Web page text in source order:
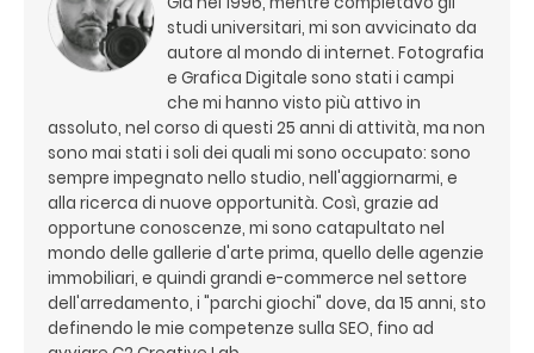
studi universitari, mi son avvicinato da
autore al mondo di internet. Fotografia
e Grafica Digitale sono stati i campi
che mi hanno visto più attivo in
assoluto, nel corso di questi 25 anni di attività, ma non
sono mai stati i soli dei quali mi sono occupato: sono
sempre impegnato nello studio, nell'aggiornarmi, e
alla ricerca di nuove opportunità. Così, grazie ad
opportune conoscenze, mi sono catapultato nel
mondo delle gallerie d'arte prima, quello delle agenzie
immobiliari, e quindi grandi e-commerce nel settore
dell'arredamento, i "parchi giochi" dove, da 15 anni, sto
definendo le mie competenze sulla SEO, fino ad